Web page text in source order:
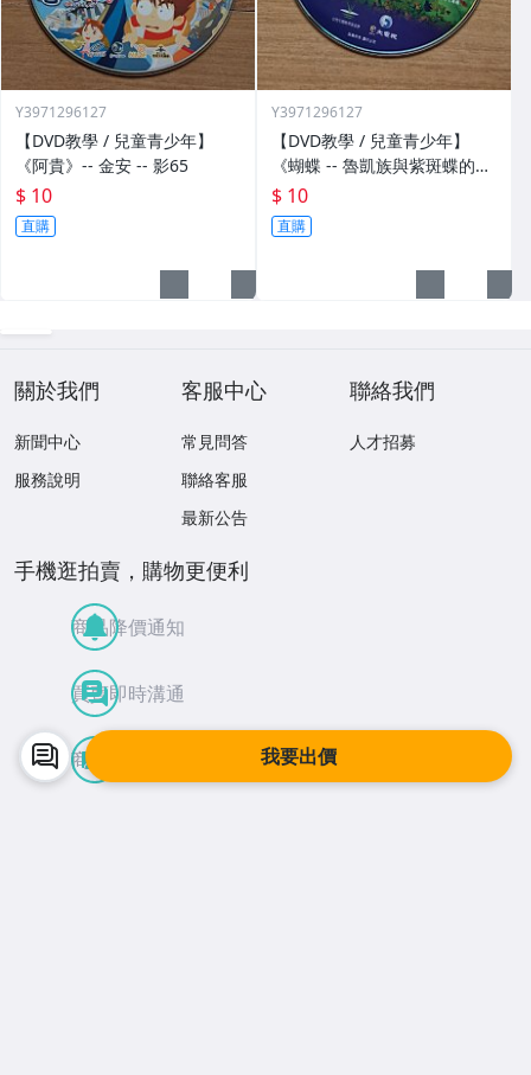
我要出價
Y3971296127
【DVD教學 / 兒童青少年】
《阿貴》-- 金安 -- 影65
$ 10
直購
Y3971296127
【DVD教學 / 兒童青少年】
《蝴蝶 -- 魯凱族與紫斑蝶的交
會》-- 大電視 -- 影64
$ 10
直購
關於我們
新聞中心
服務說明
客服中心
常見問答
聯絡客服
最新公告
聯絡我們
人才招募
手機逛拍賣，購物更便利
商品降價通知
買賣即時溝通
商品到貨動態